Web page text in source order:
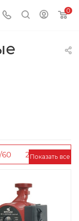
0
60
220В
мм
25/40
Джилекс
Показать все